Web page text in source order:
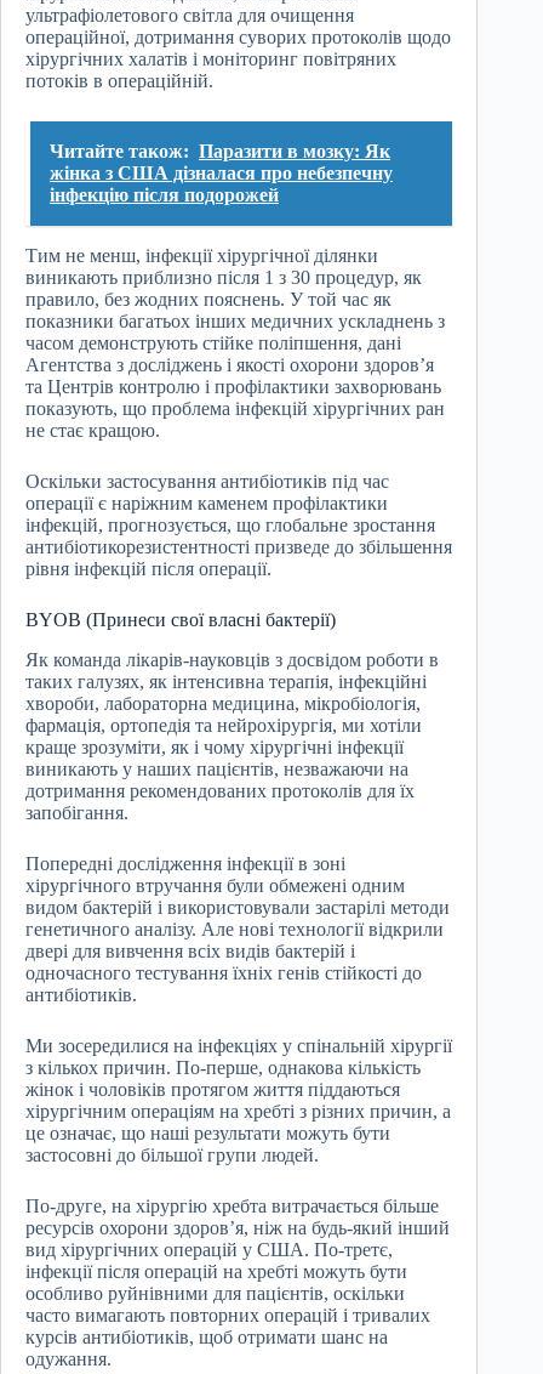
ультрафіолетового світла для очищення
операційної, дотримання суворих протоколів щодо
хірургічних халатів і моніторинг повітряних
потоків в операційній.
Читайте також: Паразити в мозку: Як
жінка з США дізналася про небезпечну
інфекцію після подорожей
Тим не менш, інфекції хірургічної ділянки
виникають приблизно після 1 з 30 процедур, як
правило, без жодних пояснень. У той час як
показники багатьох інших медичних ускладнень з
часом демонструють стійке поліпшення, дані
Агентства з досліджень і якості охорони здоров’я
та Центрів контролю і профілактики захворювань
показують, що проблема інфекцій хірургічних ран
не стає кращою.
Оскільки застосування антибіотиків під час
операції є наріжним каменем профілактики
інфекцій, прогнозується, що глобальне зростання
антибіотикорезистентності призведе до збільшення
рівня інфекцій після операції.
BYOB (Принеси свої власні бактерії)
Як команда лікарів-науковців з досвідом роботи в
таких галузях, як інтенсивна терапія, інфекційні
хвороби, лабораторна медицина, мікробіологія,
фармація, ортопедія та нейрохірургія, ми хотіли
краще зрозуміти, як і чому хірургічні інфекції
виникають у наших пацієнтів, незважаючи на
дотримання рекомендованих протоколів для їх
запобігання.
Попередні дослідження інфекції в зоні
хірургічного втручання були обмежені одним
видом бактерій і використовували застарілі методи
генетичного аналізу. Але нові технології відкрили
двері для вивчення всіх видів бактерій і
одночасного тестування їхніх генів стійкості до
антибіотиків.
Ми зосередилися на інфекціях у спінальній хірургії
з кількох причин. По-перше, однакова кількість
жінок і чоловіків протягом життя піддаються
хірургічним операціям на хребті з різних причин, а
це означає, що наші результати можуть бути
застосовні до більшої групи людей.
По-друге, на хірургію хребта витрачається більше
ресурсів охорони здоров’я, ніж на будь-який інший
вид хірургічних операцій у США. По-третє,
інфекції після операцій на хребті можуть бути
особливо руйнівними для пацієнтів, оскільки
часто вимагають повторних операцій і тривалих
курсів антибіотиків, щоб отримати шанс на
одужання.